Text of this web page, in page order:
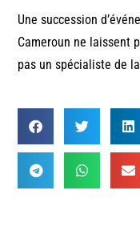
Une succession
Cameroun ne laissent
pas un spécialiste de